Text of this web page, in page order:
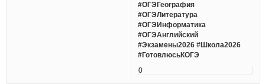
#ОГЭГеография
#ОГЭЛитература
#ОГЭИнформатика
#ОГЭАнглийский
#Экзамены2026 #Школа2026
#ГотовлюсьКОГЭ
0